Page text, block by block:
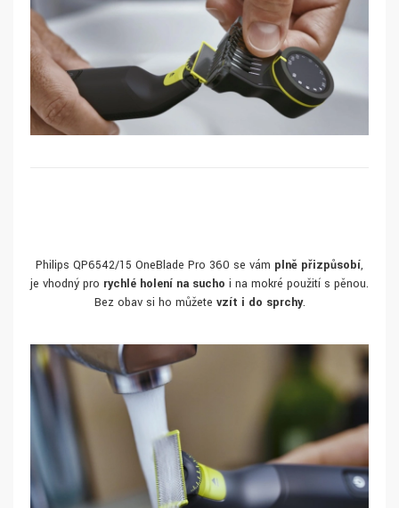
Philips QP6542/15 OneBlade Pro 360 se vám plně přizpůsobí,
je vhodný pro rychlé holení na sucho i na mokré použití s pěnou.
Bez obav si ho můžete vzít i do sprchy.